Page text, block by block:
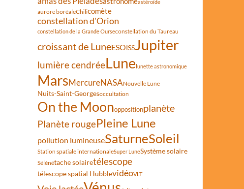
astéroïde
aurore boréaleChilicomète
constellation d'Orion
constellation de la Grande Ourseconstellation du Taureau
croissant de LuneESOISSJupiter
lumière cendréeLunelunette astronomique
MarsMercureNASANouvelle Lune
Nuits-Saint-Georgesoccultation
On the Moonoppositionplanète
Planète rougePleine Lune
pollution lumineuseSaturneSoleil
Station spatiale internationaleSuper LuneSystème solaire
Sélénétache solairetélescope
télescope spatial HubblevidéoVLT